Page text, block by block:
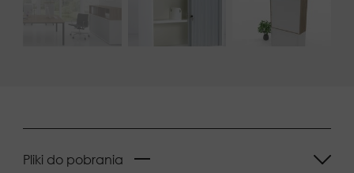
Pliki do pobrania